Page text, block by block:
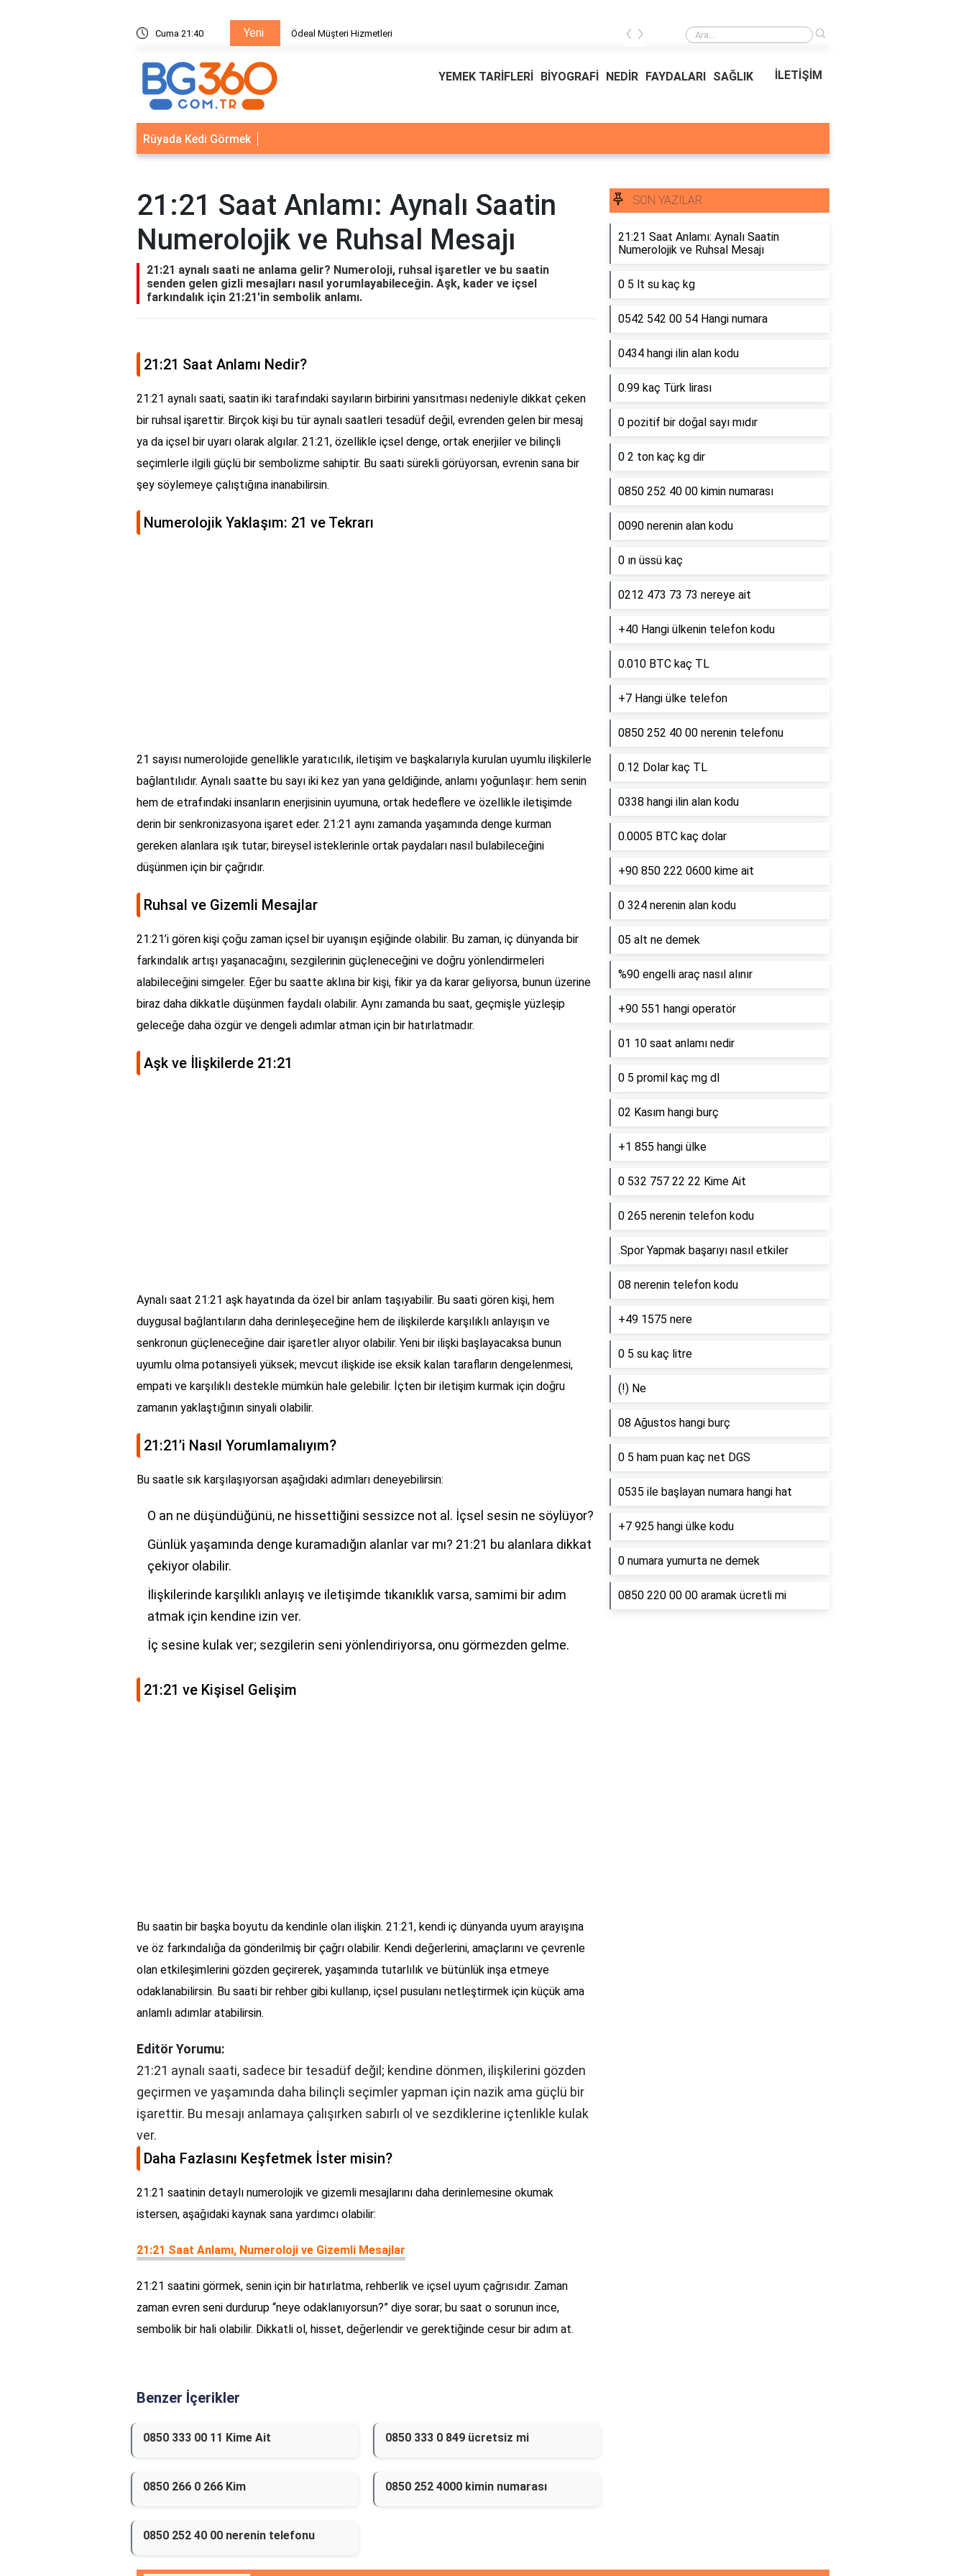
Cuma 21:40 Yeni
Sistemleri: Akıllı Kilit ve Çelik Gövde Çözümleri Ödeal Müşteri Hizmetleri Ödeal Müşteri Hizmetleri
‹ ›
YEMEK TARİFLERİ BİYOGRAFİ NEDİR FAYDALARI SAĞLIK İLETİŞİM
Rüyada Kedi Görmek
21:21 Saat Anlamı: Aynalı Saatin
Numerolojik ve Ruhsal Mesajı
21:21 aynalı saati ne anlama gelir? Numeroloji, ruhsal işaretler ve bu saatin
senden gelen gizli mesajları nasıl yorumlayabileceğin. Aşk, kader ve içsel
farkındalık için 21:21'in sembolik anlamı.
21:21 Saat Anlamı Nedir?
21:21 aynalı saati, saatin iki tarafındaki sayıların birbirini yansıtması nedeniyle dikkat çeken
bir ruhsal işarettir. Birçok kişi bu tür aynalı saatleri tesadüf değil, evrenden gelen bir mesaj
ya da içsel bir uyarı olarak algılar. 21:21, özellikle içsel denge, ortak enerjiler ve bilinçli
seçimlerle ilgili güçlü bir sembolizme sahiptir. Bu saati sürekli görüyorsan, evrenin sana bir
şey söylemeye çalıştığına inanabilirsin.
Numerolojik Yaklaşım: 21 ve Tekrarı
21 sayısı numerolojide genellikle yaratıcılık, iletişim ve başkalarıyla kurulan uyumlu ilişkilerle
bağlantılıdır. Aynalı saatte bu sayı iki kez yan yana geldiğinde, anlamı yoğunlaşır: hem senin
hem de etrafındaki insanların enerjisinin uyumuna, ortak hedeflere ve özellikle iletişimde
derin bir senkronizasyona işaret eder. 21:21 aynı zamanda yaşamında denge kurman
gereken alanlara ışık tutar; bireysel isteklerinle ortak paydaları nasıl bulabileceğini
düşünmen için bir çağrıdır.
Ruhsal ve Gizemli Mesajlar
21:21’i gören kişi çoğu zaman içsel bir uyanışın eşiğinde olabilir. Bu zaman, iç dünyanda bir
farkındalık artışı yaşanacağını, sezgilerinin güçleneceğini ve doğru yönlendirmeleri
alabileceğini simgeler. Eğer bu saatte aklına bir kişi, fikir ya da karar geliyorsa, bunun üzerine
biraz daha dikkatle düşünmen faydalı olabilir. Aynı zamanda bu saat, geçmişle yüzleşip
geleceğe daha özgür ve dengeli adımlar atman için bir hatırlatmadır.
Aşk ve İlişkilerde 21:21
Aynalı saat 21:21 aşk hayatında da özel bir anlam taşıyabilir. Bu saati gören kişi, hem
duygusal bağlantıların daha derinleşeceğine hem de ilişkilerde karşılıklı anlayışın ve
senkronun güçleneceğine dair işaretler alıyor olabilir. Yeni bir ilişki başlayacaksa bunun
uyumlu olma potansiyeli yüksek; mevcut ilişkide ise eksik kalan tarafların dengelenmesi,
empati ve karşılıklı destekle mümkün hale gelebilir. İçten bir iletişim kurmak için doğru
zamanın yaklaştığının sinyali olabilir.
21:21’i Nasıl Yorumlamalıyım?
Bu saatle sık karşılaşıyorsan aşağıdaki adımları deneyebilirsin:
O an ne düşündüğünü, ne hissettiğini sessizce not al. İçsel sesin ne söylüyor?
Günlük yaşamında denge kuramadığın alanlar var mı? 21:21 bu alanlara dikkat
çekiyor olabilir.
İlişkilerinde karşılıklı anlayış ve iletişimde tıkanıklık varsa, samimi bir adım
atmak için kendine izin ver.
İç sesine kulak ver; sezgilerin seni yönlendiriyorsa, onu görmezden gelme.
21:21 ve Kişisel Gelişim
Bu saatin bir başka boyutu da kendinle olan ilişkin. 21:21, kendi iç dünyanda uyum arayışına
ve öz farkındalığa da gönderilmiş bir çağrı olabilir. Kendi değerlerini, amaçlarını ve çevrenle
olan etkileşimlerini gözden geçirerek, yaşamında tutarlılık ve bütünlük inşa etmeye
odaklanabilirsin. Bu saati bir rehber gibi kullanıp, içsel pusulanı netleştirmek için küçük ama
anlamlı adımlar atabilirsin.
Editör Yorumu:
21:21 aynalı saati, sadece bir tesadüf değil; kendine dönmen, ilişkilerini gözden
geçirmen ve yaşamında daha bilinçli seçimler yapman için nazik ama güçlü bir
işarettir. Bu mesajı anlamaya çalışırken sabırlı ol ve sezdiklerine içtenlikle kulak
ver.
Daha Fazlasını Keşfetmek İster misin?
21:21 saatinin detaylı numerolojik ve gizemli mesajlarını daha derinlemesine okumak
istersen, aşağıdaki kaynak sana yardımcı olabilir:
21:21 Saat Anlamı, Numeroloji ve Gizemli Mesajlar
21:21 saatini görmek, senin için bir hatırlatma, rehberlik ve içsel uyum çağrısıdır. Zaman
zaman evren seni durdurup “neye odaklanıyorsun?” diye sorar; bu saat o sorunun ince,
sembolik bir hali olabilir. Dikkatli ol, hisset, değerlendir ve gerektiğinde cesur bir adım at.
Benzer İçerikler
0850 333 00 11 Kime Ait 0850 333 0 849 ücretsiz mi
0850 266 0 266 Kim 0850 252 4000 kimin numarası
0850 252 40 00 nerenin telefonu
SON YAZILAR
21:21 Saat Anlamı: Aynalı Saatin
Numerolojik ve Ruhsal Mesajı
0 5 lt su kaç kg
0542 542 00 54 Hangi numara
0434 hangi ilin alan kodu
0.99 kaç Türk lirası
0 pozitif bir doğal sayı mıdır
0 2 ton kaç kg dir
0850 252 40 00 kimin numarası
0090 nerenin alan kodu
0 ın üssü kaç
0212 473 73 73 nereye ait
+40 Hangi ülkenin telefon kodu
0.010 BTC kaç TL
+7 Hangi ülke telefon
0850 252 40 00 nerenin telefonu
0.12 Dolar kaç TL
0338 hangi ilin alan kodu
0.0005 BTC kaç dolar
+90 850 222 0600 kime ait
0 324 nerenin alan kodu
05 alt ne demek
%90 engelli araç nasıl alınır
+90 551 hangi operatör
01 10 saat anlamı nedir
0 5 promil kaç mg dl
02 Kasım hangi burç
+1 855 hangi ülke
0 532 757 22 22 Kime Ait
0 265 nerenin telefon kodu
.Spor Yapmak başarıyı nasıl etkiler
08 nerenin telefon kodu
+49 1575 nere
0 5 su kaç litre
(!) Ne
08 Ağustos hangi burç
0 5 ham puan kaç net DGS
0535 ile başlayan numara hangi hat
+7 925 hangi ülke kodu
0 numara yumurta ne demek
0850 220 00 00 aramak ücretli mi